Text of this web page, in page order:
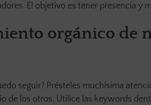
El objetivo es tener presencia y
orgánico de
seguir? Présteles muchísima
de los otros. Utilice las keywords